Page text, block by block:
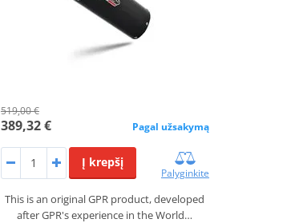
519,00 €
389,32 € Pagal užsakymą
Į krepšį
Palyginkite
This is an original GPR product, developed
after GPR's experience in the World…